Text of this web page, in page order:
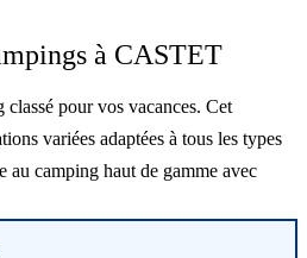
à CASTET
pour vos vacances. Cet
variées adaptées à tous les types
au camping haut de gamme avec